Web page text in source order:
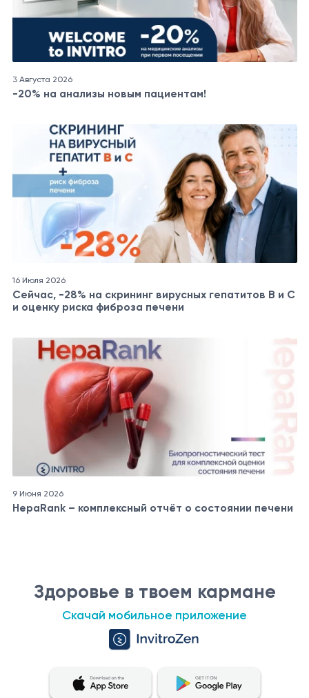
3 Августа 2026
-20% на анализы новым пациентам!
16 Июля 2026
Сейчас, -28% на скрининг вирусных гепатитов B и C
и оценку риска фиброза печени
9 Июня 2026
HepaRank – комплексный отчёт о состоянии печени
Здоровье в твоем кармане
Скачай мобильное приложение